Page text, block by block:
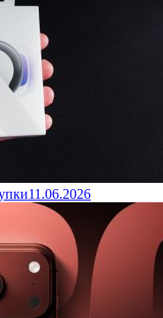
11.06.2026